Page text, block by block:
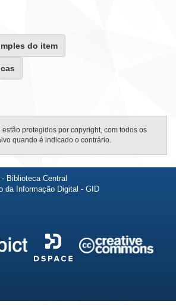
do item
protegidos por copyright, com todos os
quando é indicado o contrário.
Biblioteca Central
da Informação Digital - GID